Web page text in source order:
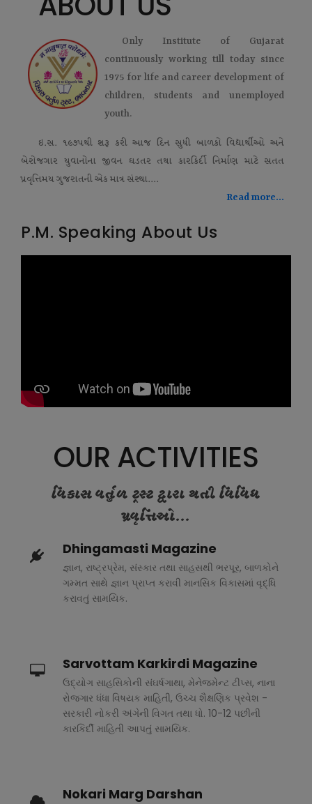
Only Institute of Gujarat
continuously working till today since
1975 for life and career development of
children, students and unemployed
youth.
ઇ.સ. ૧૯૭૫થી શરૂ કરી આજ દિન સુધી બાળકો વિદ્યાર્થીઓ અને
બેરોજગાર યુવાનોના જીવન ઘડતર તથા કારકિર્દી નિર્માણ માટે સતત
પ્રવૃત્તિમય ગુજરાતની એક માત્ર સંસ્થા....
Read more...
P.M. Speaking About Us
OUR ACTIVITIES
વિકાસ વર્તુળ ટ્રસ્ટ દ્વારા થતી વિવિધ
પ્રવૃત્તિઓ...
Dhingamasti Magazine
જ્ઞાન, રાષ્ટ્રપ્રેમ, સંસ્કાર તથા સાહસથી ભરપૂર, બાળકોને
ગમ્મત સાથે જ્ઞાન પ્રાપ્ત કરાવી માનસિક વિકાસમાં વૃદ્ધિ
કરાવતું સામયિક.
Sarvottam Karkirdi Magazine
ઉદ્યોગ સાહસિકોની સંઘર્ષગાથા, મેનેજમેન્ટ ટીપ્સ, નાના
રોજગાર ધંધા વિષયક માહિતી, ઉચ્ચ શૈક્ષણિક પ્રવેશ -
સરકારી નોકરી અંગેની વિગત તથા ધો. 10-12 પછીની
કારકિર્દી માહિતી આપતું સામયિક.
Nokari Marg Darshan